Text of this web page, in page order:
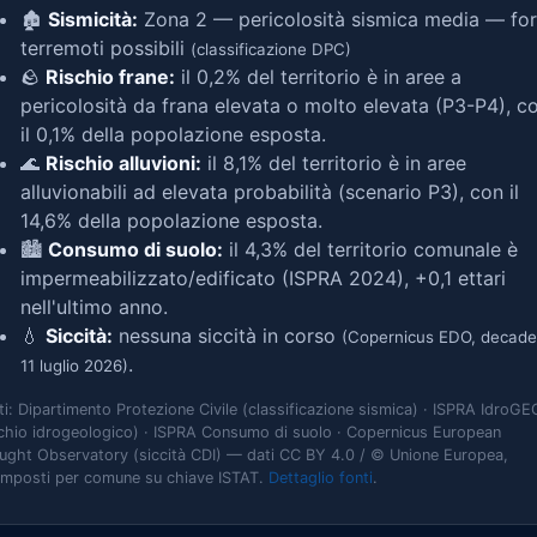
🏚️ Sismicità: Zona 2 — pericolosità sismica media —
terremoti possibili (classificazione DPC)
🪨 Rischio frane: il 0,2% del territorio è in aree a
pericolosità da frana elevata o molto elevata (P3-P4),
il 0,1% della popolazione esposta.
🌊 Rischio alluvioni: il 8,1% del territorio è in aree
alluvionabili ad elevata probabilità (scenario P3), con il
14,6% della popolazione esposta.
🏙️ Consumo di suolo: il 4,3% del territorio comunale è
impermeabilizzato/edificato (ISPRA 2024), +0,1 ettari
nell'ultimo anno.
💧 Siccità: nessuna siccità in corso (Copernicus EDO,
11 luglio 2026).
Dipartimento Protezione Civile (classificazione sismica) · ISPRA
idrogeologico) · ISPRA Consumo di suolo · Copernicus European
Observatory (siccità CDI) — dati CC BY 4.0 / © Unione Europea,
per comune su chiave ISTAT. Dettaglio fonti.